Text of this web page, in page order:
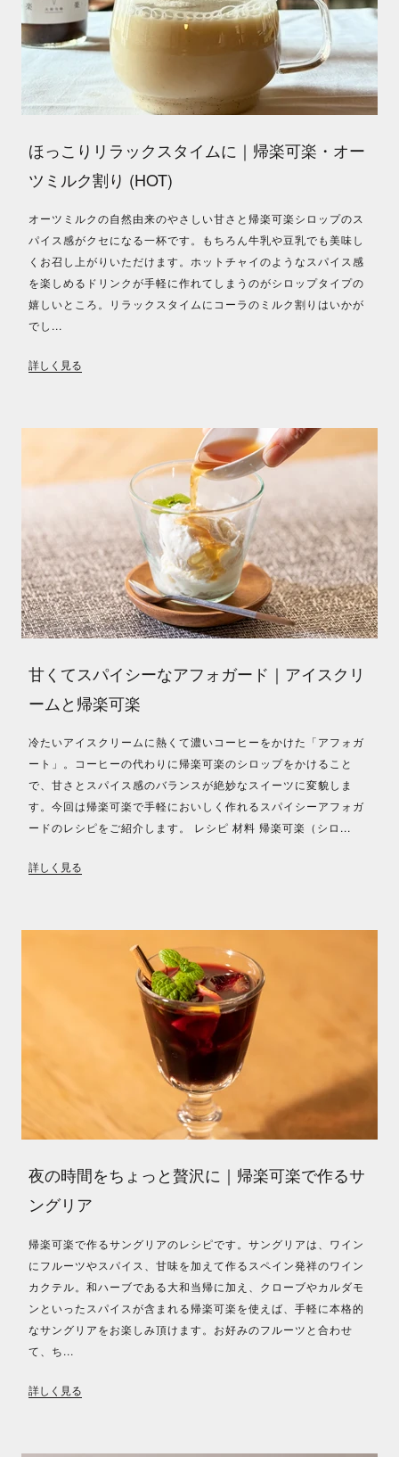
ほっこりリラックスタイムに｜帰楽可楽・オー
ツミルク割り (HOT)
オーツミルクの自然由来のやさしい甘さと帰楽可楽シロップのス
パイス感がクセになる一杯です。もちろん牛乳や豆乳でも美味し
くお召し上がりいただけます。ホットチャイのようなスパイス感
を楽しめるドリンクが手軽に作れてしまうのがシロップタイプの
嬉しいところ。リラックスタイムにコーラのミルク割りはいかが
でし...
詳しく見る
甘くてスパイシーなアフォガード｜アイスクリ
ームと帰楽可楽
冷たいアイスクリームに熱くて濃いコーヒーをかけた「アフォガ
ート」。コーヒーの代わりに帰楽可楽のシロップをかけること
で、甘さとスパイス感のバランスが絶妙なスイーツに変貌しま
す。今回は帰楽可楽で手軽においしく作れるスパイシーアフォガ
ードのレシピをご紹介します。 レシピ 材料 帰楽可楽（シロ...
詳しく見る
夜の時間をちょっと贅沢に｜帰楽可楽で作るサ
ングリア
帰楽可楽で作るサングリアのレシピです。サングリアは、ワイン
にフルーツやスパイス、甘味を加えて作るスペイン発祥のワイン
カクテル。和ハーブである大和当帰に加え、クローブやカルダモ
ンといったスパイスが含まれる帰楽可楽を使えば、手軽に本格的
なサングリアをお楽しみ頂けます。お好みのフルーツと合わせ
て、ち...
詳しく見る